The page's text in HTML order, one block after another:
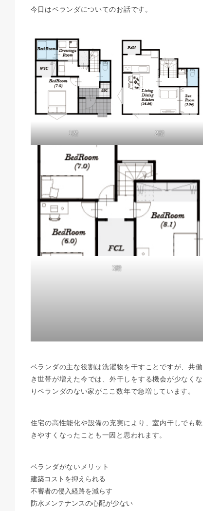
今日はベランダについてのお話です。
1階 2階
3階
ベランダの主な役割は洗濯物を干すことですが、共働
き世帯が増えた今では、外干しをする機会が少なくな
りベランダのない家がここ数年で急増しています。
住宅の高性能化や設備の充実により、室内干しでも乾
きやすくなったことも一因と思われます。
ベランダがないメリット
建築コストを抑えられる
不審者の侵入経路を減らす
防水メンテナンスの心配が少ない